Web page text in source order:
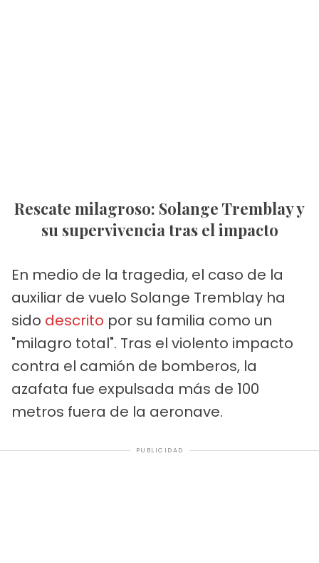
Rescate milagroso: Solange Tremblay y
su supervivencia tras el impacto
En medio de la tragedia, el caso de la
auxiliar de vuelo Solange Tremblay ha
sido descrito por su familia como un
"milagro total". Tras el violento impacto
contra el camión de bomberos, la
azafata fue expulsada más de 100
metros fuera de la aeronave.
PUBLICIDAD